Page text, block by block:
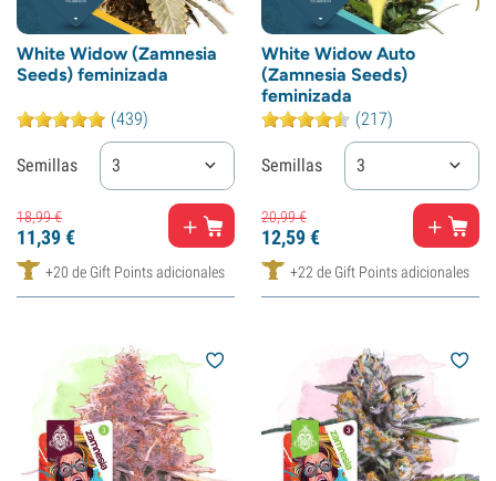
White Widow (Zamnesia
Seeds) feminizada
(439)
Semillas 3
18,99€
11,39€
+20 de Gift Points adicionales
White Widow Auto
(Zamnesia Seeds)
feminizada
(217)
Semillas 3
20,99€
12,59€
+22 de Gift Points adicionales